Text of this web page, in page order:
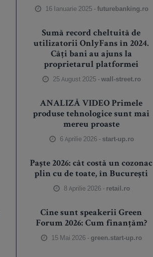
16 Ianuarie 2025 -futurebanking.ro
Sumă record cheltuită de
utilizatorii OnlyFans în 2024.
Câți bani au ajuns la
proprietarul platformei
25 August 2025 -wall-street.ro
ANALIZĂ VIDEO Primele
produse tehnologice sunt mai
mereu proaste
6 Aprilie 2026 - start-up.ro
Paște 2026: cât costă un cozonac
plin cu de toate, în București
8 Aprilie 2026 - retail.ro
Cine sunt speakerii Green
Forum 2026: Cum finanțăm?
15 Mai 2026 - green.start-up.ro